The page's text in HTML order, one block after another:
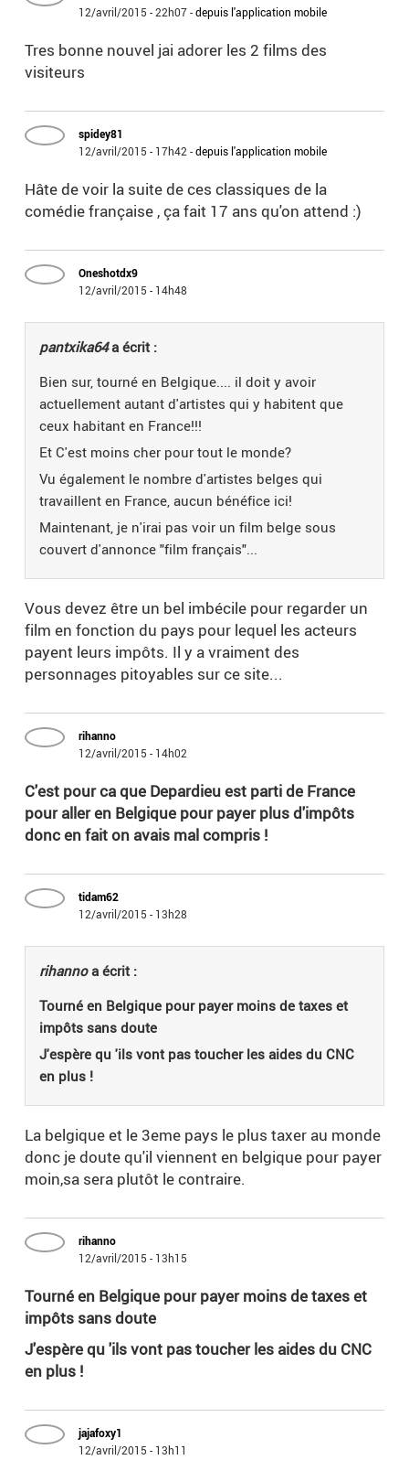
12/avril/2015 - 22h07-depuis l'application mobile
Tres bonne nouvel jai adorer les 2 films des
visiteurs
spidey81
12/avril/2015 - 17h42 -depuis l'application mobile
Hâte de voir la suite de ces classiques de la
comédie française , ça fait 17 ans qu'on attend :)
Oneshotdx9
12/avril/2015 - 14h48
pantxika64a écrit :
Bien sur, tourné en Belgique.... il doit y avoir
actuellement autant d'artistes qui y habitent que
ceux habitant en France!!!
Et C'est moins cher pour tout le monde?
Vu également le nombre d'artistes belges qui
travaillent en France, aucun bénéfice ici!
Maintenant, je n'irai pas voir un film belge sous
couvert d'annonce "film français"...
Vous devez être un bel imbécile pour regarder un
film en fonction du pays pour lequel les acteurs
payent leurs impôts. Il y a vraiment des
personnages pitoyables sur ce site...
rihanno
12/avril/2015 - 14h02
C'est pour ca que Depardieu est parti de France
pour aller en Belgique pour payer plus d'impôts
donc en fait on avais mal compris !
tidam62
12/avril/2015 - 13h28
rihannoa écrit :
Tourné en Belgique pour payer moins de taxes et
impôts sans doute
J'espère qu 'ils vont pas toucher les aides du CNC
en plus !
La belgique et le 3eme pays le plus taxer au monde
donc je doute qu'il viennent en belgique pour payer
moin,sa sera plutôt le contraire.
rihanno
12/avril/2015 - 13h15
Tourné en Belgique pour payer moins de taxes et
impôts sans doute
J'espère qu 'ils vont pas toucher les aides du CNC
en plus !
jajafoxy1
12/avril/2015 - 13h11